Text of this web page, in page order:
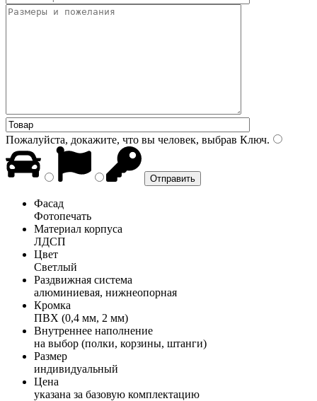
Пожалуйста, докажите, что вы человек, выбрав Ключ.
Фасад
Фотопечать
Материал корпуса
ЛДСП
Цвет
Светлый
Раздвижная система
алюминиевая, нижнеопорная
Кромка
ПВХ (0,4 мм, 2 мм)
Внутреннее наполнение
на выбор (полки, корзины, штанги)
Размер
индивидуальный
Цена
указана за базовую комплектацию